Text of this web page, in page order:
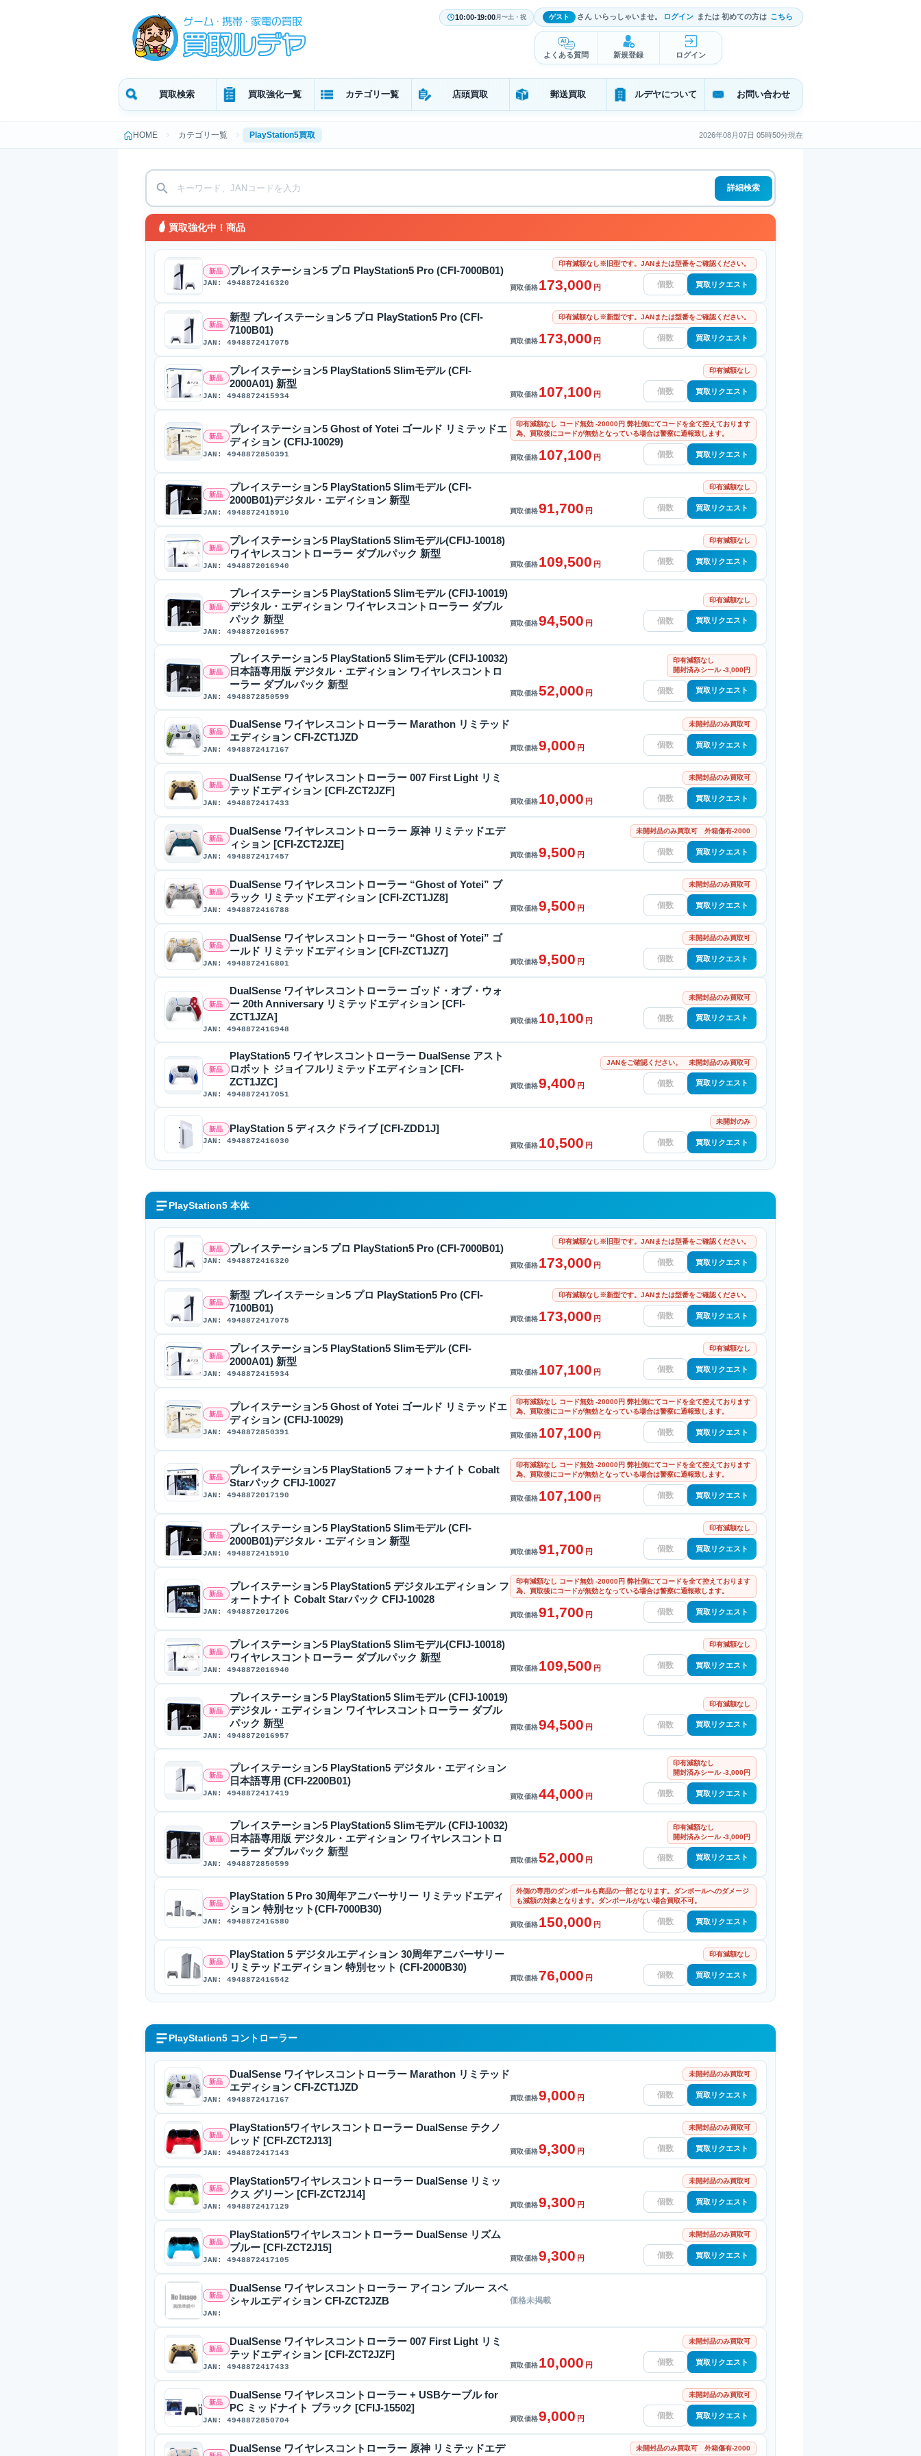
10:00-19:00月〜土・祝 ゲスト さん いらっしゃいませ。 ログイン または 初めての方は こちら
よくある質問 新規登録 ログイン
買取検索 買取強化一覧 カテゴリ一覧 店頭買取 郵送買取 ルデヤについて お問い合わせ
HOME カテゴリ一覧 PlayStation5買取 2026年08月07日 05時50分現在
詳細検索
買取強化中！商品
新品 プレイステーション5 プロ PlayStation5 Pro (CFI-7000B01)
JAN: 4948872416320
印有減額なし※旧型です。JANまたは型番をご確認ください。
買取価格173,000 円 買取リクエスト
新品
新型 プレイステーション5 プロ PlayStation5 Pro (CFI-
7100B01)
JAN: 4948872417075
印有減額なし※新型です。JANまたは型番をご確認ください。
買取価格173,000 円 買取リクエスト
新品
プレイステーション5 PlayStation5 Slimモデル (CFI-
2000A01) 新型
JAN: 4948872415934
印有減額なし
買取価格107,100 円 買取リクエスト
新品
プレイステーション5 Ghost of Yotei ゴールド リミテッドエ
ディション (CFIJ-10029)
JAN: 4948872850391
印有減額なし コード無効 -20000円 弊社側にてコードを全て控えております
為、買取後にコードが無効となっている場合は警察に通報致します。
買取価格107,100 円 買取リクエスト
新品
プレイステーション5 PlayStation5 Slimモデル (CFI-
2000B01)デジタル・エディション 新型
JAN: 4948872415910
印有減額なし
買取価格91,700 円 買取リクエスト
新品
プレイステーション5 PlayStation5 Slimモデル(CFIJ-10018)
ワイヤレスコントローラー ダブルパック 新型
JAN: 4948872016940
印有減額なし
買取価格109,500 円 買取リクエスト
新品
プレイステーション5 PlayStation5 Slimモデル (CFIJ-10019)
デジタル・エディション ワイヤレスコントローラー ダブル
パック 新型
JAN: 4948872016957
印有減額なし
買取価格94,500 円 買取リクエスト
新品
プレイステーション5 PlayStation5 Slimモデル (CFIJ-10032)
日本語専用版 デジタル・エディション ワイヤレスコントロ
ーラー ダブルパック 新型
JAN: 4948872850599
印有減額なし
開封済みシール -3,000円
買取価格52,000 円 買取リクエスト
新品
DualSense ワイヤレスコントローラー Marathon リミテッド
エディション CFI-ZCT1JZD
JAN: 4948872417167
未開封品のみ買取可
買取価格9,000 円 買取リクエスト
新品
DualSense ワイヤレスコントローラー 007 First Light リミ
テッドエディション [CFI-ZCT2JZF]
JAN: 4948872417433
未開封品のみ買取可
買取価格10,000 円 買取リクエスト
新品
DualSense ワイヤレスコントローラー 原神 リミテッドエデ
ィション [CFI-ZCT2JZE]
JAN: 4948872417457
未開封品のみ買取可 外箱傷有-2000
買取価格9,500 円 買取リクエスト
新品
DualSense ワイヤレスコントローラー “Ghost of Yotei” ブ
ラック リミテッドエディション [CFI-ZCT1JZ8]
JAN: 4948872416788
未開封品のみ買取可
買取価格9,500 円 買取リクエスト
新品
DualSense ワイヤレスコントローラー “Ghost of Yotei” ゴ
ールド リミテッドエディション [CFI-ZCT1JZ7]
JAN: 4948872416801
未開封品のみ買取可
買取価格9,500 円 買取リクエスト
新品
DualSense ワイヤレスコントローラー ゴッド・オブ・ウォ
ー 20th Anniversary リミテッドエディション [CFI-
ZCT1JZA]
JAN: 4948872416948
未開封品のみ買取可
買取価格10,100 円 買取リクエスト
新品
PlayStation5 ワイヤレスコントローラー DualSense アスト
ロボット ジョイフルリミテッドエディション [CFI-
ZCT1JZC]
JAN: 4948872417051
JANをご確認ください。 未開封品のみ買取可
買取価格9,400 円 買取リクエスト
新品 PlayStation 5 ディスクドライブ [CFI-ZDD1J]
JAN: 4948872416030
未開封のみ
買取価格10,500 円 買取リクエスト
PlayStation5 本体
新品 プレイステーション5 プロ PlayStation5 Pro (CFI-7000B01)
JAN: 4948872416320
印有減額なし※旧型です。JANまたは型番をご確認ください。
買取価格173,000 円 買取リクエスト
新品
新型 プレイステーション5 プロ PlayStation5 Pro (CFI-
7100B01)
JAN: 4948872417075
印有減額なし※新型です。JANまたは型番をご確認ください。
買取価格173,000 円 買取リクエスト
新品
プレイステーション5 PlayStation5 Slimモデル (CFI-
2000A01) 新型
JAN: 4948872415934
印有減額なし
買取価格107,100 円 買取リクエスト
新品
プレイステーション5 Ghost of Yotei ゴールド リミテッドエ
ディション (CFIJ-10029)
JAN: 4948872850391
印有減額なし コード無効 -20000円 弊社側にてコードを全て控えております
為、買取後にコードが無効となっている場合は警察に通報致します。
買取価格107,100 円 買取リクエスト
新品
プレイステーション5 PlayStation5 フォートナイト Cobalt
Starパック CFIJ-10027
JAN: 4948872017190
印有減額なし コード無効 -20000円 弊社側にてコードを全て控えております
為、買取後にコードが無効となっている場合は警察に通報致します。
買取価格107,100 円 買取リクエスト
新品
プレイステーション5 PlayStation5 Slimモデル (CFI-
2000B01)デジタル・エディション 新型
JAN: 4948872415910
印有減額なし
買取価格91,700 円 買取リクエスト
新品
プレイステーション5 PlayStation5 デジタルエディション フ
ォートナイト Cobalt Starパック CFIJ-10028
JAN: 4948872017206
印有減額なし コード無効 -20000円 弊社側にてコードを全て控えております
為、買取後にコードが無効となっている場合は警察に通報致します。
買取価格91,700 円 買取リクエスト
新品
プレイステーション5 PlayStation5 Slimモデル(CFIJ-10018)
ワイヤレスコントローラー ダブルパック 新型
JAN: 4948872016940
印有減額なし
買取価格109,500 円 買取リクエスト
新品
プレイステーション5 PlayStation5 Slimモデル (CFIJ-10019)
デジタル・エディション ワイヤレスコントローラー ダブル
パック 新型
JAN: 4948872016957
印有減額なし
買取価格94,500 円 買取リクエスト
新品
プレイステーション5 PlayStation5 デジタル・エディション
日本語専用 (CFI-2200B01)
JAN: 4948872417419
印有減額なし
開封済みシール -3,000円
買取価格44,000 円 買取リクエスト
新品
プレイステーション5 PlayStation5 Slimモデル (CFIJ-10032)
日本語専用版 デジタル・エディション ワイヤレスコントロ
ーラー ダブルパック 新型
JAN: 4948872850599
印有減額なし
開封済みシール -3,000円
買取価格52,000 円 買取リクエスト
新品
PlayStation 5 Pro 30周年アニバーサリー リミテッドエディ
ション 特別セット(CFI-7000B30)
JAN: 4948872416580
外側の専用のダンボールも商品の一部となります。ダンボールへのダメージ
も減額の対象となります。ダンボールがない場合買取不可。
買取価格150,000 円 買取リクエスト
新品
PlayStation 5 デジタルエディション 30周年アニバーサリー
リミテッドエディション 特別セット (CFI-2000B30)
JAN: 4948872416542
印有減額なし
買取価格76,000 円 買取リクエスト
PlayStation5 コントローラー
新品
DualSense ワイヤレスコントローラー Marathon リミテッド
エディション CFI-ZCT1JZD
JAN: 4948872417167
未開封品のみ買取可
買取価格9,000 円 買取リクエスト
新品
PlayStation5ワイヤレスコントローラー DualSense テクノ
レッド [CFI-ZCT2J13]
JAN: 4948872417143
未開封品のみ買取可
買取価格9,300 円 買取リクエスト
新品
PlayStation5ワイヤレスコントローラー DualSense リミッ
クス グリーン [CFI-ZCT2J14]
JAN: 4948872417129
未開封品のみ買取可
買取価格9,300 円 買取リクエスト
新品
PlayStation5ワイヤレスコントローラー DualSense リズム
ブルー [CFI-ZCT2J15]
JAN: 4948872417105
未開封品のみ買取可
買取価格9,300 円 買取リクエスト
新品
DualSense ワイヤレスコントローラー アイコン ブルー スペ
シャルエディション CFI-ZCT2JZB
JAN:
価格未掲載
新品
DualSense ワイヤレスコントローラー 007 First Light リミ
テッドエディション [CFI-ZCT2JZF]
JAN: 4948872417433
未開封品のみ買取可
買取価格10,000 円 買取リクエスト
新品
DualSense ワイヤレスコントローラー + USBケーブル for
PC ミッドナイト ブラック [CFIJ-15502]
JAN: 4948872850704
未開封品のみ買取可
買取価格9,000 円 買取リクエスト
DualSense ワイヤレスコントローラー 原神 リミテッドエデ 未開封品のみ買取可 外箱傷有-2000